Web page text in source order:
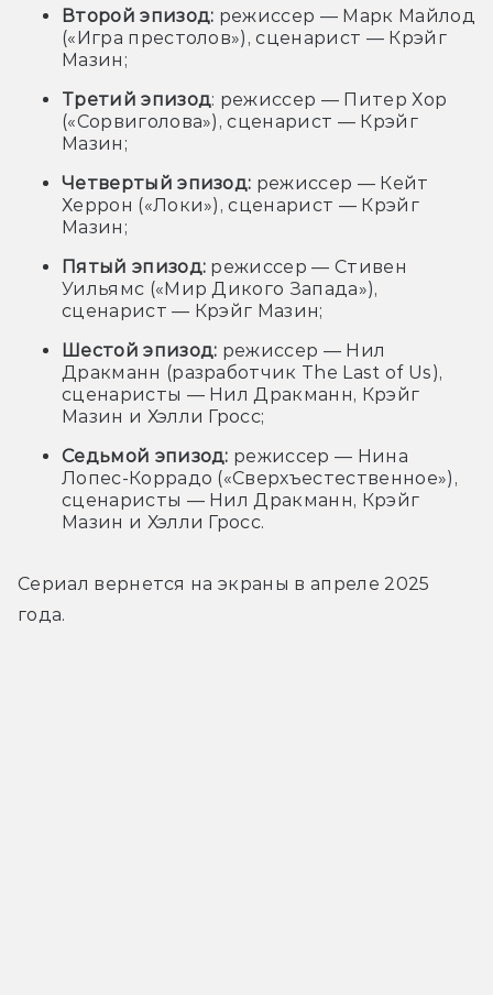
Второй эпизод: режиссер — Марк Майлод
(«Игра престолов»), сценарист — Крэйг
Мазин;
Третий эпизод: режиссер — Питер Хор
(«Сорвиголова»), сценарист — Крэйг
Мазин;
Четвертый эпизод: режиссер — Кейт
Херрон («Локи»), сценарист — Крэйг
Мазин;
Пятый эпизод: режиссер — Стивен
Уильямс («Мир Дикого Запада»),
сценарист — Крэйг Мазин;
Шестой эпизод: режиссер — Нил
Дракманн (разработчик The Last of Us),
сценаристы — Нил Дракманн, Крэйг
Мазин и Хэлли Гросс;
Седьмой эпизод: режиссер — Нина
Лопес-Коррадо («Сверхъестественное»),
сценаристы — Нил Дракманн, Крэйг
Мазин и Хэлли Гросс.
Сериал вернется на экраны в апреле 2025
года.